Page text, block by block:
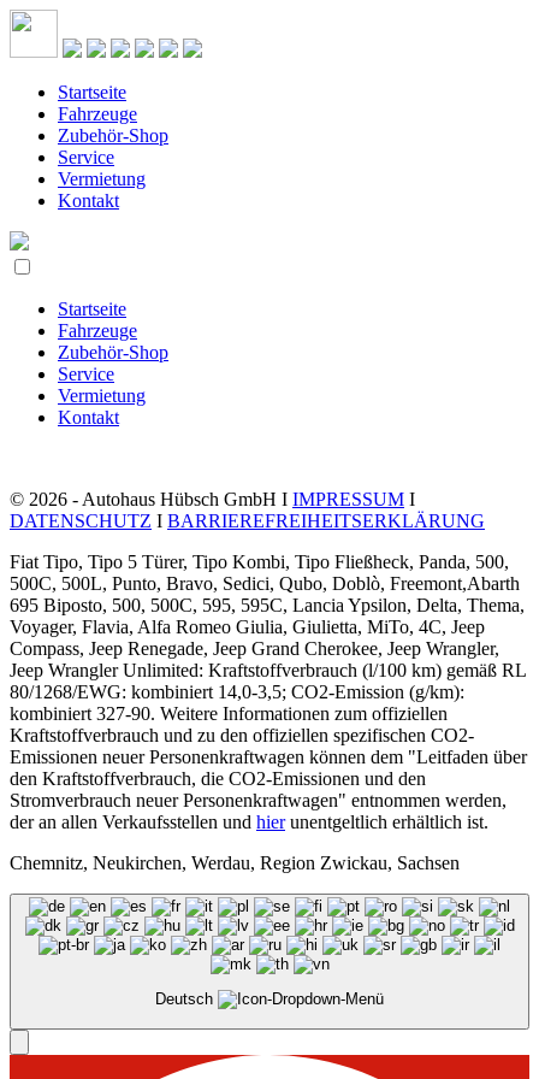
Startseite
Fahrzeuge
Zubehör-Shop
Service
Vermietung
Kontakt
Startseite
Fahrzeuge
Zubehör-Shop
Service
Vermietung
Kontakt
© 2026 - Autohaus Hübsch GmbH I IMPRESSUM I
DATENSCHUTZ I BARRIEREFREIHEITSERKLÄRUNG
Fiat Tipo, Tipo 5 Türer, Tipo Kombi, Tipo Fließheck, Panda, 500,
500C, 500L, Punto, Bravo, Sedici, Qubo, Doblò, Freemont,Abarth
695 Biposto, 500, 500C, 595, 595C, Lancia Ypsilon, Delta, Thema,
Voyager, Flavia, Alfa Romeo Giulia, Giulietta, MiTo, 4C, Jeep
Compass, Jeep Renegade, Jeep Grand Cherokee, Jeep Wrangler,
Jeep Wrangler Unlimited: Kraftstoffverbrauch (l/100 km) gemäß RL
80/1268/EWG: kombiniert 14,0-3,5; CO2-Emission (g/km):
kombiniert 327-90. Weitere Informationen zum offiziellen
Kraftstoffverbrauch und zu den offiziellen spezifischen CO2-
Emissionen neuer Personenkraftwagen können dem "Leitfaden über
den Kraftstoffverbrauch, die CO2-Emissionen und den
Stromverbrauch neuer Personenkraftwagen" entnommen werden,
der an allen Verkaufsstellen und hierunentgeltlich erhältlich ist.
Chemnitz, Neukirchen, Werdau, Region Zwickau, Sachsen
Deutsch